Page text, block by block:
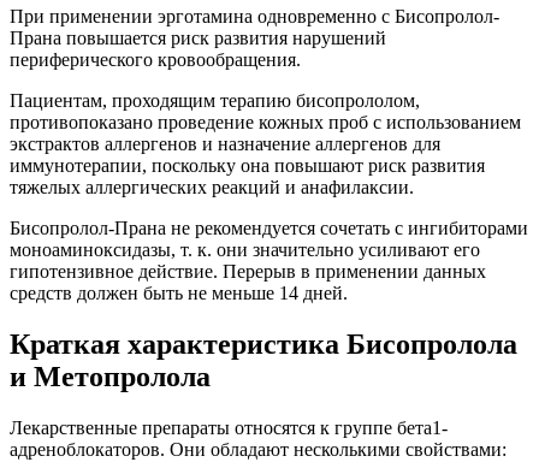
При применении эрготамина одновременно с Бисопролол-
Прана повышается риск развития нарушений
периферического кровообращения.
Пациентам, проходящим терапию бисопрололом,
противопоказано проведение кожных проб с использованием
экстрактов аллергенов и назначение аллергенов для
иммунотерапии, поскольку она повышают риск развития
тяжелых аллергических реакций и анафилаксии.
Бисопролол-Прана не рекомендуется сочетать с ингибиторами
моноаминоксидазы, т. к. они значительно усиливают его
гипотензивное действие. Перерыв в применении данных
средств должен быть не меньше 14 дней.
Краткая характеристика Бисопролола
и Метопролола
Лекарственные препараты относятся к группе бета1-
адреноблокаторов. Они обладают несколькими свойствами: